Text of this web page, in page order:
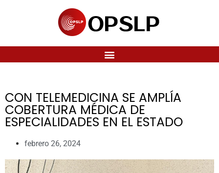
CON TELEMEDICINA SE AMPLÍA
COBERTURA MÉDICA DE
ESPECIALIDADES EN EL ESTADO
febrero 26, 2024